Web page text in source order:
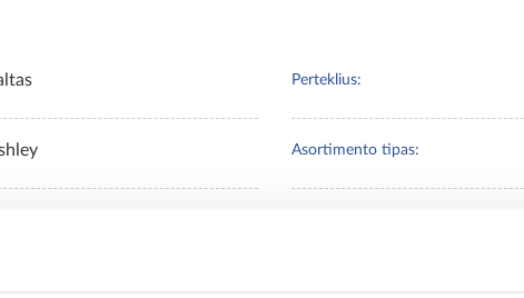
Perteklius:
Asortimento tipas: